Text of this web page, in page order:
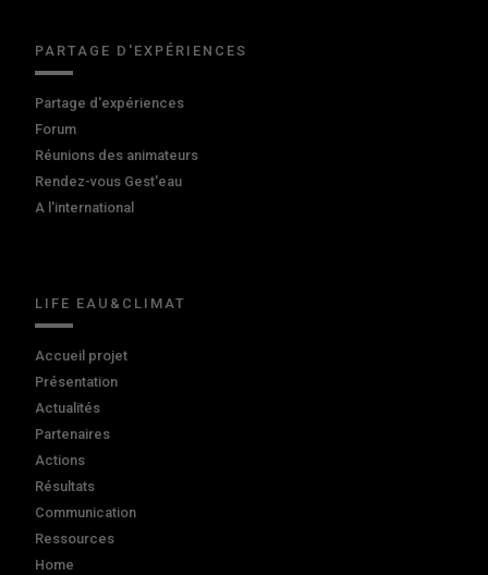
PARTAGE D'EXPÉRIENCES
Partage d'expériences
Forum
Réunions des animateurs
Rendez-vous Gest'eau
A l'international
LIFE EAU&CLIMAT
Accueil projet
Présentation
Actualités
Partenaires
Actions
Résultats
Communication
Ressources
Home